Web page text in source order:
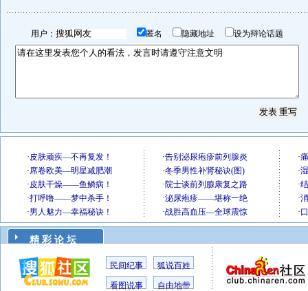
用户： 匿名 隐藏地址 设为辩论话题
精 彩 论 坛
民间纪事 狐说百姓
看图说事 自由地带